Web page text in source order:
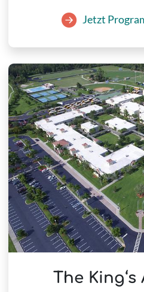
Jetzt
The King‘s